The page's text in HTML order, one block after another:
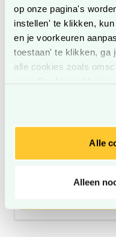
op onze pagina's
instellen' te klikken,
en je voorkeuren
toestaan' te klikken, ga
alle cookies zoals
Alle
Alleen
Thermopal